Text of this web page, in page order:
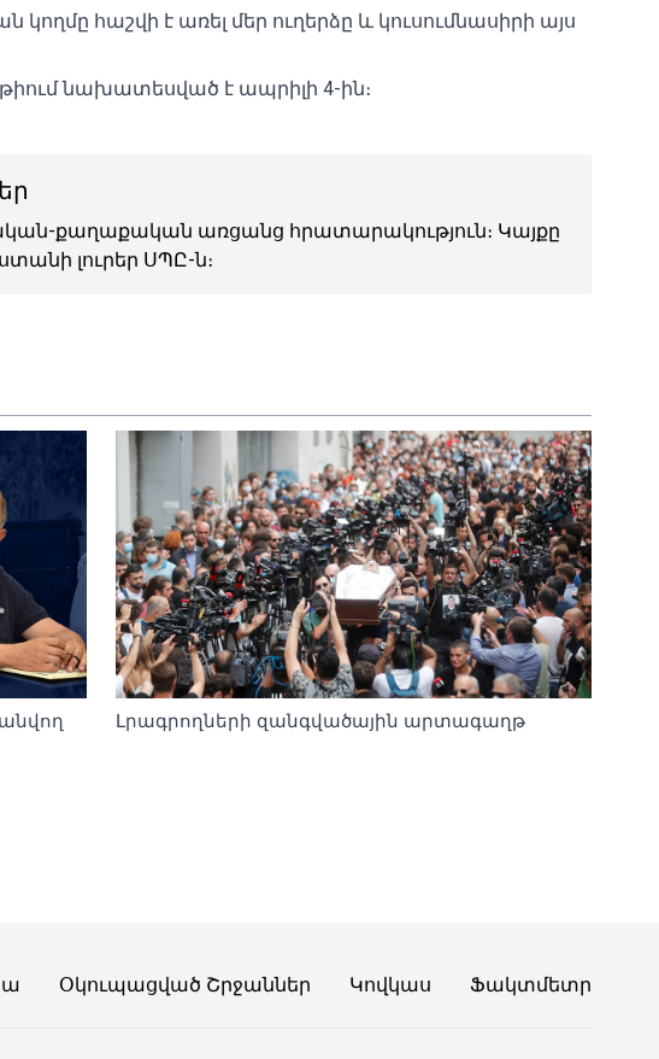
հաշվի է առել մեր ուղերձը և կուսումնասիրի այս
նախատեսված է ապրիլի 4-ին։
քաղաքական առցանց հրատարակություն։ Կայքը
լուրեր ՍՊԸ-ն։
Լրագրողների զանգվածային արտագաղթ
Օկուպացված Շրջաններ Կովկաս Ֆակտմետր